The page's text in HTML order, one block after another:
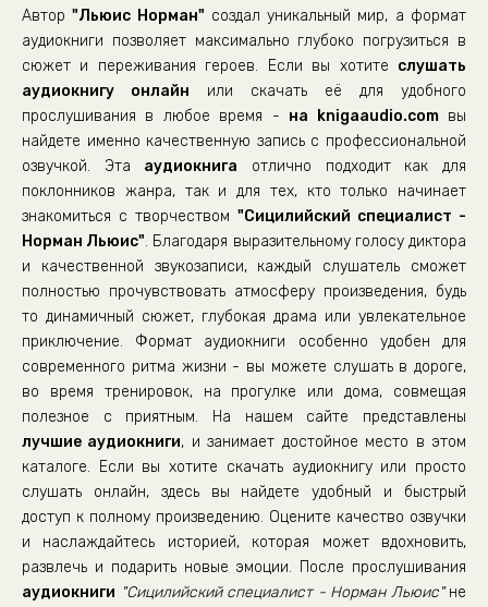
03_03_Сицилийский специалист
03_05_Сицилийский специалист
03_06_Сицилийский специалист
03_07_Сицилийский специалист
03_08_Сицилийский специалист
03_09_Сицилийский специалист
03_10_Сицилийский специалист
03_11_Сицилийский специалист
03_12_Сицилийский специалист
03_13_Сицилийский специалист
03_14_Сицилийский специалист
03_15_Сицилийский специалист
03_16_Сицилийский специалист
Автор"Льюис Норман" создал уникальный мир, а формат
аудиокниги позволяет максимально глубоко погрузиться в
сюжет и переживания героев. Если вы хотите слушать
аудиокнигу онлайн или скачать её для удобного
прослушивания в любое время - на knigaaudio.comвы
найдете именно качественную запись с профессиональной
озвучкой. Эта аудиокнига отлично подходит как для
поклонников жанра, так и для тех, кто только начинает
знакомиться с творчеством "Сицилийский специалист -
Норман Льюис". Благодаря выразительному голосу диктора
и качественной звукозаписи, каждый слушатель сможет
полностью прочувствовать атмосферу произведения, будь
то динамичный сюжет, глубокая драма или увлекательное
приключение. Формат аудиокниги особенно удобен для
современного ритма жизни - вы можете слушать в дороге,
во время тренировок, на прогулке или дома, совмещая
полезное с приятным. На нашем сайте представлены
лучшие аудиокниги, и занимает достойное место в этом
каталоге. Если вы хотите скачать аудиокнигу или просто
слушать онлайн, здесь вы найдете удобный и быстрый
доступ к полному произведению. Оцените качество озвучки
и наслаждайтесь историей, которая может вдохновить,
развлечь и подарить новые эмоции. После прослушивания
аудиокниги "Сицилийский специалист - Норман Льюис"не